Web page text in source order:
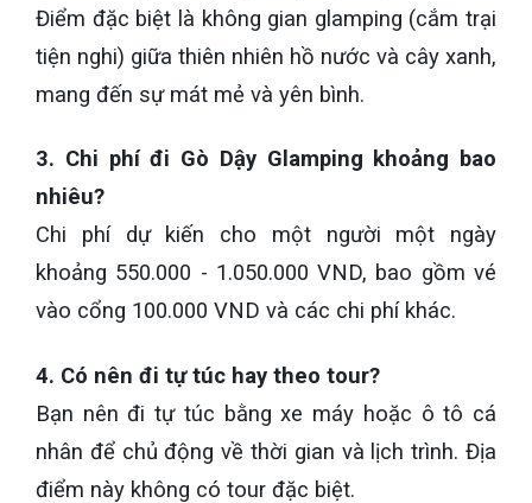
Điểm đặc biệt là không gian glamping (cắm trại
tiện nghi) giữa thiên nhiên hồ nước và cây xanh,
mang đến sự mát mẻ và yên bình.
3. Chi phí đi Gò Dậy Glamping khoảng bao
nhiêu?
Chi phí dự kiến cho một người một ngày
khoảng 550.000 - 1.050.000 VND, bao gồm vé
vào cổng 100.000 VND và các chi phí khác.
4. Có nên đi tự túc hay theo tour?
Bạn nên đi tự túc bằng xe máy hoặc ô tô cá
nhân để chủ động về thời gian và lịch trình. Địa
điểm này không có tour đặc biệt.